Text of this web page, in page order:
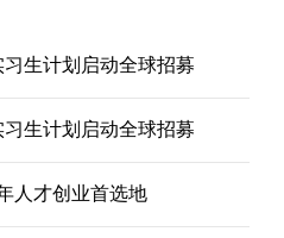
生计划启动全球招募
生计划启动全球招募
人才创业首选地